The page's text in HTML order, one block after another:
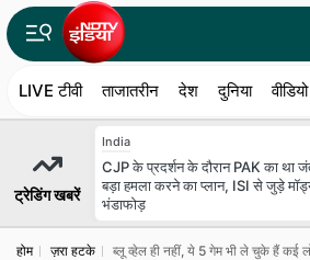
LIVE टीवी ताजातरीन देश दुनिया वीडियो
ट्रेडिंग खबरें
India
CJP के प्रदर्शन के दौरान PAK का था
बड़ा हमला करने का प्लान, ISI से जुड़े
भंडाफोड़
होम ज़रा हटके ब्लू व्हेल ही नहीं, ये 5 गेम भी ले चुके हैं कई